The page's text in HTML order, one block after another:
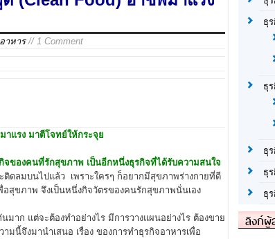
าหาร// 1 Comment
าแรง มาตีโจทย์ให้กระจุย
จของคนที่รักสุขภาพ เป็นอีกหนึ่งธุรกิจที่ได้รับความสนใจ
ติดลมบนไปแล้ว เพราะใครๆ ก็อยากมีสุขภาพร่างกายที่ดี
อสุขภาพ จึงเป็นหนึ่งกิจวัตรของคนรักสุขภาพนั่นเอง
าก แต่จะต้องทำอย่างไร มีการวางแผนอย่างไร ต้องขาย
นี้จึงมานำเสนอ เรื่อง ของการทำธุรกิจอาหารเพื่อ
ธุ
ธุ
ธุ
ธุ
ธุ
ลิงก์